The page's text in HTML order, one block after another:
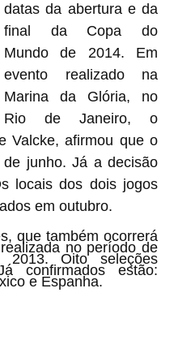
datas da abertura e da
final da Copa do
Mundo de 2014. Em
evento realizado na
Marina da Glória, no
Rio de Janeiro, o
Valcke, afirmou que o
junho. Já a decisão
locais dos dois jogos
em outubro.
que também ocorrerá
no período de
Oito seleções
confirmados estão:
e Espanha.